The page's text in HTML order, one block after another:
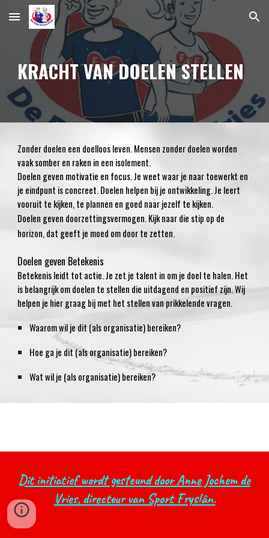
Skip to main content Skip to navigation
KRACHT VAN DOELEN STELLEN
Zonder doelen een doelloos leven. Mensen zonder doelen worden
vaak somber en raken in een isolement.
Doelen geven motivatie en focus. Je weet waar je naar toewerkt en
je eindpunt is concreet. Doelen helpen bij je ontwikkeling. Je leert
vooruit te kijken, te plannen en goed naar jezelf te kijken.
Doelen geven doorzettingsvermogen. Kijk naar die stip op de
horizon, dat geeft je moed om door te zetten.
Doelen geven Betekenis
Betekenis leidt tot actie. Je zet je talent in om je doel te halen. Het
is belangrijk om doelen te stellen die uitdagend en positief zijn. Wij
helpen je hier graag bij met het stellen van prikkelende vragen.
Waarom wil je dit (als organisatie) bereiken?
Hoe ga je dit (als organisatie) bereiken?
Wat wil je (als organisatie) bereiken?
Dit initiatief wordt gesteund door Anne Jochem de
Vries, directeur van Sport Fryslân.